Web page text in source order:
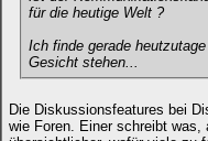
für die heutige Welt ?
Ich finde gerade
Gesicht stehen...
Die Diskussionsfeatures bei
wie Foren. Einer schreibt was,